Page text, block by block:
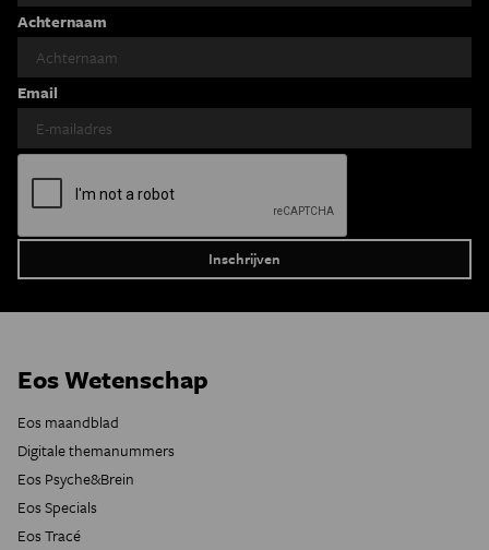
Achternaam
Email
Eos Wetenschap
Eos maandblad
Digitale themanummers
Eos Psyche&Brein
Eos Specials
Eos Tracé